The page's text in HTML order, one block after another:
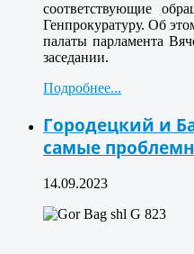
соответствующие
Генпрокуратуру. Об
палаты парламента
заседании.
Подробнее...
Городецкий и
самые
14.09.2023